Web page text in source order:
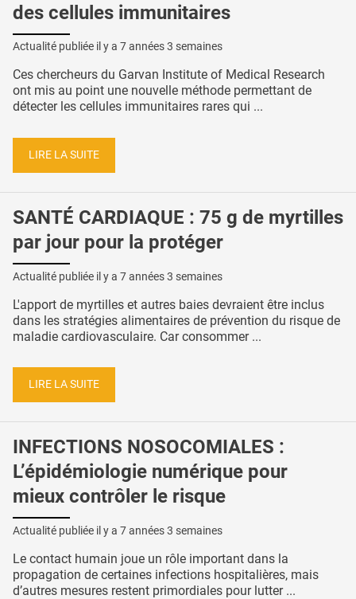
des cellules immunitaires
Actualité publiée il y a 7 années 3 semaines
Ces chercheurs du Garvan Institute of Medical Research
ont mis au point une nouvelle méthode permettant de
détecter les cellules immunitaires rares qui ...
LIRE LA SUITE
SANTÉ CARDIAQUE : 75 g de myrtilles
par jour pour la protéger
Actualité publiée il y a 7 années 3 semaines
L'apport de myrtilles et autres baies devraient être inclus
dans les stratégies alimentaires de prévention du risque de
maladie cardiovasculaire. Car consommer ...
LIRE LA SUITE
INFECTIONS NOSOCOMIALES :
L’épidémiologie numérique pour
mieux contrôler le risque
Actualité publiée il y a 7 années 3 semaines
Le contact humain joue un rôle important dans la
propagation de certaines infections hospitalières, mais
d’autres mesures restent primordiales pour lutter ...